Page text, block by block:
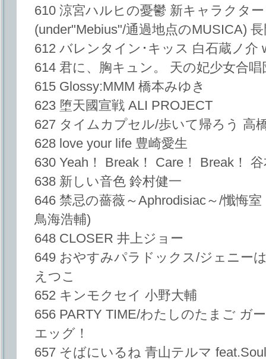
610 涼宮ハルヒの憂鬱 新キャラクタ
(under"Mebius"/通過地点のMUSICA)
612 バレンタイン･キッス 白石蔵ノ介
614 君に、胸キュン。 天の妃少女合
615 Glossy:MMM 橋本みゆき
623 堕天國宣戦 ALI PROJECT
627 タイムカプセル/歩いて帰ろう 高
628 love your life 豊崎愛生
630 Yeah！ Break！ Care！ Break！
638 新しい音色 鈴村健一
646 禁忌の薔薇～Aphrodisiac～/懺悔
鳥海浩輔)
648 CLOSER 井上ジョー
649 おやすみパラドックス/ジェニー
えつこ
652 キンモクセイ 小野大輔
656 PARTY TIME/わたしのたまご ガ
エッグ！
657 そばにいるね 青山テルマ